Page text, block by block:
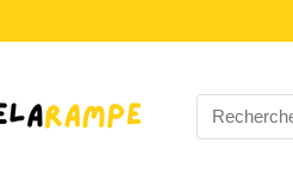
Search
for: